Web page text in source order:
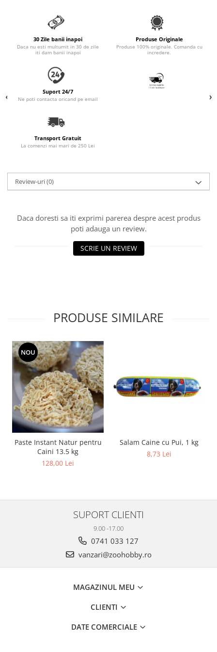
Accesorii Acasă și Mobilier
Identificare
Dresaj & Sport
30 Zile banii inapoi
Daca nu esti multumit in 30 de zile
iti dam banii inapoi
Produse Originale
Produse 100% originale. Comanda cu
incredere.
Suport 24/7
Ne poti contacta oricand pe email
Transport Gratuit
La comenzi mai mari de 250 Lei
Review-uri(0)
Daca doresti sa iti exprimi parerea despre acest produs
poti adauga un review.
SCRIE UN REVIEW
PRODUSE SIMILARE
NOU
Paste Instant Natur pentru
Caini 13.5 kg
128,00 Lei
Salam Caine cu Pui, 1 kg
8,73 Lei
SUPORT CLIENTI
9.00 -17.00
0741 033 127
vanzari@zoohobby.ro
MAGAZINUL MEU
CLIENTI
DATE COMERCIALE